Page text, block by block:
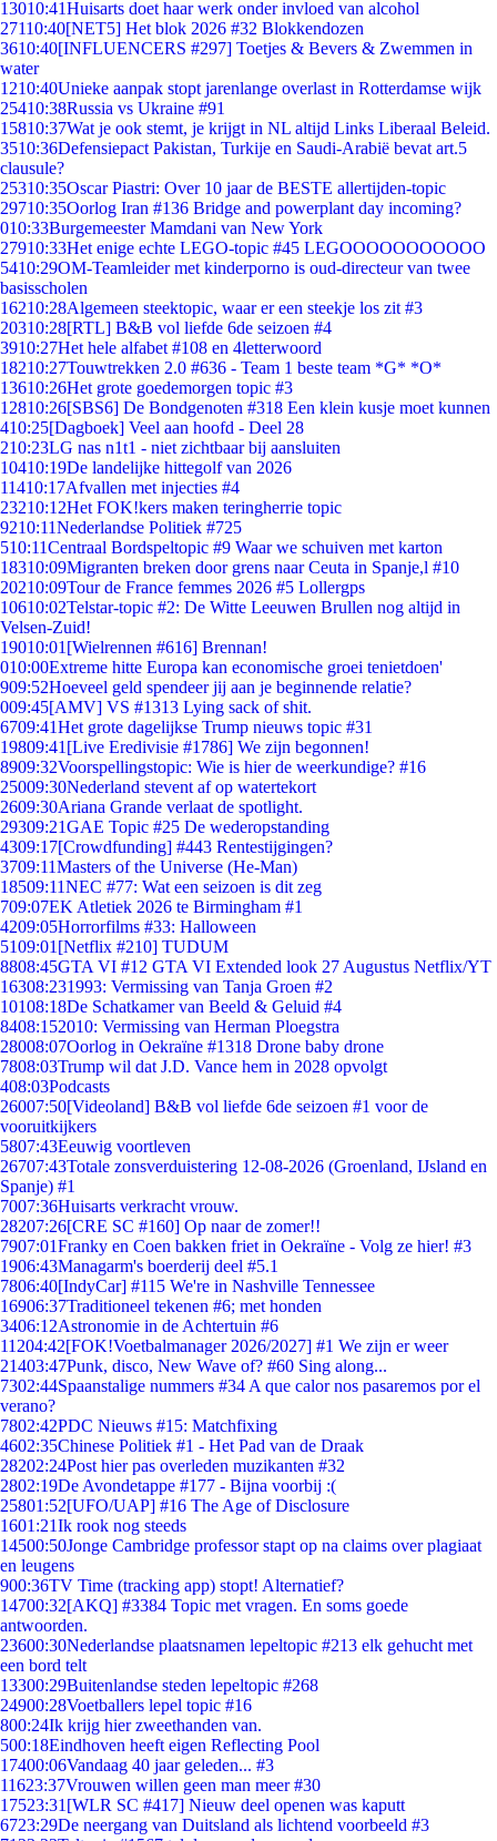
13010:41Huisarts doet haar werk onder invloed van alcohol
27110:40[NET5] Het blok 2026 #32 Blokkendozen
3610:40[INFLUENCERS #297] Toetjes & Bevers & Zwemmen in
water
1210:40Unieke aanpak stopt jarenlange overlast in Rotterdamse wijk
25410:38Russia vs Ukraine #91
15810:37Wat je ook stemt, je krijgt in NL altijd Links Liberaal Beleid.
3510:36Defensiepact Pakistan, Turkije en Saudi-Arabië bevat art.5
clausule?
25310:35Oscar Piastri: Over 10 jaar de BESTE allertijden-topic
29710:35Oorlog Iran #136 Bridge and powerplant day incoming?
010:33Burgemeester Mamdani van New York
27910:33Het enige echte LEGO-topic #45 LEGOOOOOOOOOOO
5410:29OM-Teamleider met kinderporno is oud-directeur van twee
basisscholen
16210:28Algemeen steektopic, waar er een steekje los zit #3
20310:28[RTL] B&B vol liefde 6de seizoen #4
3910:27Het hele alfabet #108 en 4letterwoord
18210:27Touwtrekken 2.0 #636 - Team 1 beste team *G* *O*
13610:26Het grote goedemorgen topic #3
12810:26[SBS6] De Bondgenoten #318 Een klein kusje moet kunnen
410:25[Dagboek] Veel aan hoofd - Deel 28
210:23LG nas n1t1 - niet zichtbaar bij aansluiten
10410:19De landelijke hittegolf van 2026
11410:17Afvallen met injecties #4
23210:12Het FOK!kers maken teringherrie topic
9210:11Nederlandse Politiek #725
510:11Centraal Bordspeltopic #9 Waar we schuiven met karton
18310:09Migranten breken door grens naar Ceuta in Spanje,l #10
20210:09Tour de France femmes 2026 #5 Lollergps
10610:02Telstar-topic #2: De Witte Leeuwen Brullen nog altijd in
Velsen-Zuid!
19010:01 [Wielrennen #616] Brennan!
010:00Extreme hitte Europa kan economische groei tenietdoen'
909:52Hoeveel geld spendeer jij aan je beginnende relatie?
009:45[AMV] VS #1313 Lying sack of shit.
6709:41Het grote dagelijkse Trump nieuws topic #31
19809:41 [Live Eredivisie #1786] We zijn begonnen!
8909:32Voorspellingstopic: Wie is hier de weerkundige? #16
25009:30Nederland stevent af op watertekort
2609:30Ariana Grande verlaat de spotlight.
29309:21GAE Topic #25 De wederopstanding
4309:17[Crowdfunding] #443 Rentestijgingen?
3709:11Masters of the Universe (He-Man)
18509:11NEC #77: Wat een seizoen is dit zeg
709:07EK Atletiek 2026 te Birmingham #1
4209:05Horrorfilms #33: Halloween
5109:01 [Netflix #210] TUDUM
8808:45GTA VI #12 GTA VI Extended look 27 Augustus Netflix/YT
16308:231993: Vermissing van Tanja Groen #2
10108:18De Schatkamer van Beeld & Geluid #4
8408:152010: Vermissing van Herman Ploegstra
28008:07Oorlog in Oekraïne #1318 Drone baby drone
7808:03Trump wil dat J.D. Vance hem in 2028 opvolgt
408:03Podcasts
26007:50[Videoland] B&B vol liefde 6de seizoen #1 voor de
vooruitkijkers
5807:43Eeuwig voortleven
26707:43Totale zonsverduistering 12-08-2026 (Groenland, IJsland en
Spanje) #1
7007:36Huisarts verkracht vrouw.
28207:26[CRE SC #160] Op naar de zomer!!
7907:01Franky en Coen bakken friet in Oekraïne - Volg ze hier! #3
1906:43Managarm's boerderij deel #5.1
7806:40[IndyCar] #115 We're in Nashville Tennessee
16906:37Traditioneel tekenen #6; met honden
3406:12Astronomie in de Achtertuin #6
11204:42[FOK!Voetbalmanager 2026/2027] #1 We zijn er weer
21403:47Punk, disco, New Wave of? #60 Sing along...
7302:44Spaanstalige nummers #34 A que calor nos pasaremos por el
verano?
7802:42PDC Nieuws #15: Matchfixing
4602:35Chinese Politiek #1 - Het Pad van de Draak
28202:24Post hier pas overleden muzikanten #32
2802:19De Avondetappe #177 - Bijna voorbij :(
25801:52[UFO/UAP] #16 The Age of Disclosure
1601:21Ik rook nog steeds
14500:50Jonge Cambridge professor stapt op na claims over plagiaat
en leugens
900:36TV Time (tracking app) stopt! Alternatief?
14700:32[AKQ] #3384 Topic met vragen. En soms goede
antwoorden.
23600:30Nederlandse plaatsnamen lepeltopic #213 elk gehucht met
een bord telt
13300:29Buitenlandse steden lepeltopic #268
24900:28Voetballers lepel topic #16
800:24Ik krijg hier zweethanden van.
500:18Eindhoven heeft eigen Reflecting Pool
17400:06Vandaag 40 jaar geleden... #3
11623:37Vrouwen willen geen man meer #30
17523:31 [WLR SC #417] Nieuw deel openen was kaputt
6723:29De neergang van Duitsland als lichtend voorbeeld #3